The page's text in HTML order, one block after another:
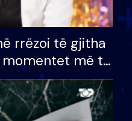
rrëzoi të gjitha
momentet më të
BB VIP: Do më
kur…